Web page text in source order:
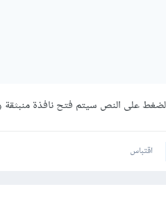
على النص سيتم فتح نافذة
اقتباس